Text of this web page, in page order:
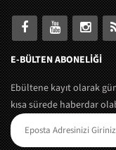
E-BÜLTEN ABONELİĞİ
Ebültene kayıt olarak
kısa sürede haberdar